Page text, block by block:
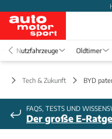
Nutzfahrzeuge Oldtimer
Tech & Zukunft BYD
FAQS, TESTS UND
Der große E-